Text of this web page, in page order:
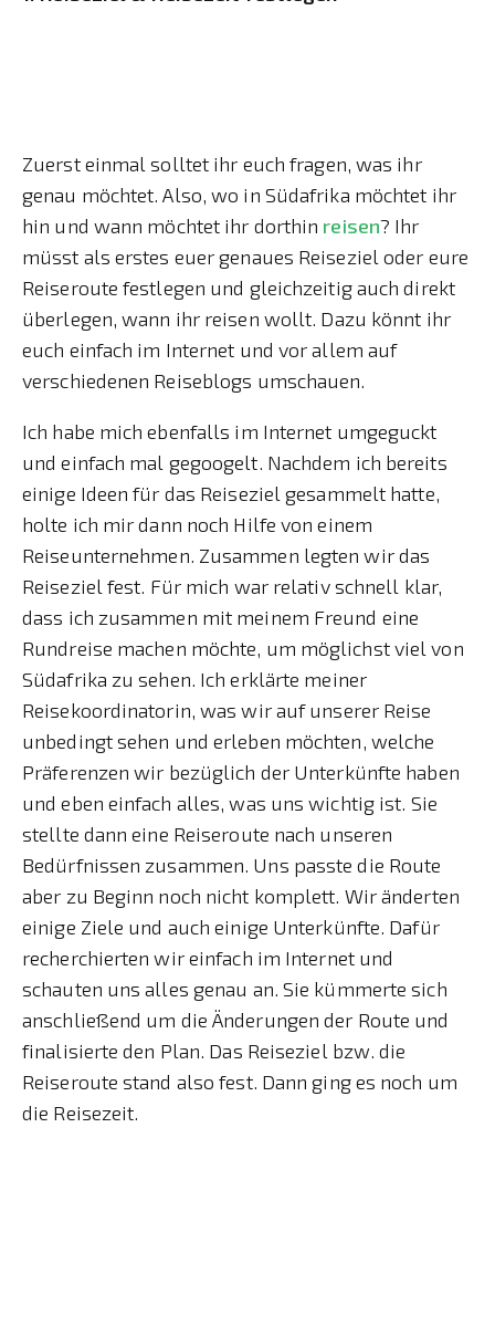
Zuerst einmal solltet ihr euch fragen, was ihr
genau möchtet. Also, wo in Südafrika möchtet ihr
hin und wann möchtet ihr dorthin reisen? Ihr
müsst als erstes euer genaues Reiseziel oder eure
Reiseroute festlegen und gleichzeitig auch direkt
überlegen, wann ihr reisen wollt. Dazu könnt ihr
euch einfach im Internet und vor allem auf
verschiedenen Reiseblogs umschauen.
Ich habe mich ebenfalls im Internet umgeguckt
und einfach mal gegoogelt. Nachdem ich bereits
einige Ideen für das Reiseziel gesammelt hatte,
holte ich mir dann noch Hilfe von einem
Reiseunternehmen. Zusammen legten wir das
Reiseziel fest. Für mich war relativ schnell klar,
dass ich zusammen mit meinem Freund eine
Rundreise machen möchte, um möglichst viel von
Südafrika zu sehen. Ich erklärte meiner
Reisekoordinatorin, was wir auf unserer Reise
unbedingt sehen und erleben möchten, welche
Präferenzen wir bezüglich der Unterkünfte haben
und eben einfach alles, was uns wichtig ist. Sie
stellte dann eine Reiseroute nach unseren
Bedürfnissen zusammen. Uns passte die Route
aber zu Beginn noch nicht komplett. Wir änderten
einige Ziele und auch einige Unterkünfte. Dafür
recherchierten wir einfach im Internet und
schauten uns alles genau an. Sie kümmerte sich
anschließend um die Änderungen der Route und
finalisierte den Plan. Das Reiseziel bzw. die
Reiseroute stand also fest. Dann ging es noch um
die Reisezeit.